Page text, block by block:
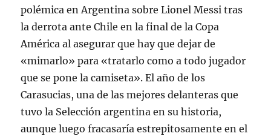
polémica en Argentina sobre Lionel Messi tras
la derrota ante Chile en la final de la Copa
América al asegurar que hay que dejar de
«mimarlo» para «tratarlo como a todo jugador
que se pone la camiseta». El año de los
Carasucias, una de las mejores delanteras que
tuvo la Selección argentina en su historia,
aunque luego fracasaría estrepitosamente en el